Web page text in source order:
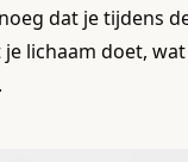
dat je tijdens
lichaam doet,